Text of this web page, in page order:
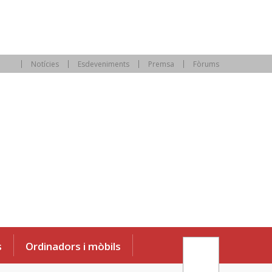
Notícies Esdeveniments Premsa Fòrums
Ordinadors i mòbils